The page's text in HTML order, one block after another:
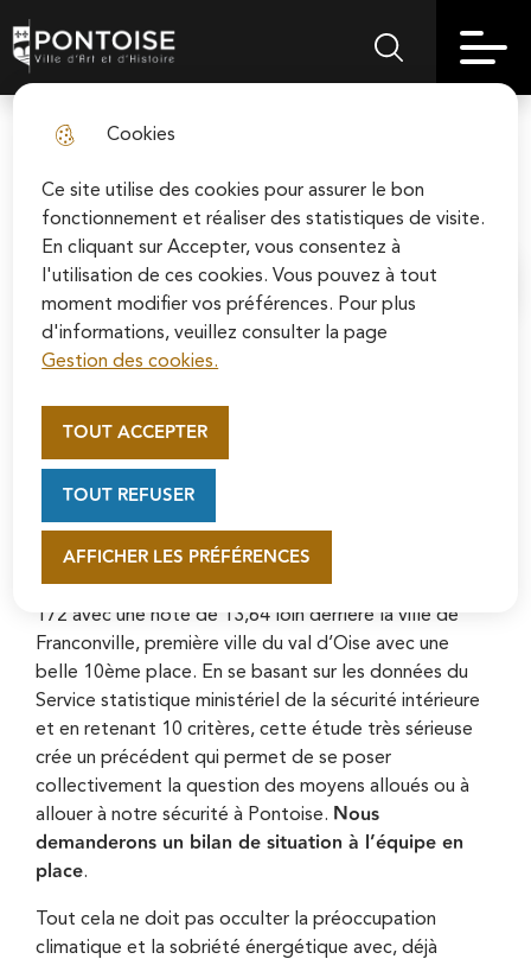
Cookies
Ce site utilise des cookies pour assurer le bon
fonctionnement et réaliser des statistiques de visite.
En cliquant sur Accepter, vous consentez à
l'utilisation de ces cookies. Vous pouvez à tout
moment modifier vos préférences. Pour plus
d'informations, veuillez consulter la page
Gestion des cookies.
AFFICHER LES PRÉFÉRENCES
TOUT ACCEPTER
TOUT REFUSER
to
menu
Skip to
search
Skip to
site map
Soutenez la rénovation de la cathédrale Saint-
Maclou en vous connectant sur le site de la
Fondation du patrimoine.
En savoir plus
Pontoise | Ville d'art et d'histoireMenu principalRechercher sur
décembre 2022
Joyeuses fêtes envers et contre tout…
Dans le classement inédit des villes les plus sûres d’Ile
de France réalisé par le quotidien « Le Parisien »,
Pontoise se situe honorablement à la 50ème place sur
172 avec une note de 13,64 loin derrière la ville de
Franconville, première ville du val d’Oise avec une
belle 10ème place. En se basant sur les données du
Service statistique ministériel de la sécurité intérieure
et en retenant 10 critères, cette étude très sérieuse
crée un précédent qui permet de se poser
collectivement la question des moyens alloués ou à
allouer à notre sécurité à Pontoise. Nous
demanderons un bilan de situation à l’équipe en
place.
Tout cela ne doit pas occulter la préoccupation
climatique et la sobriété énergétique avec, déjà